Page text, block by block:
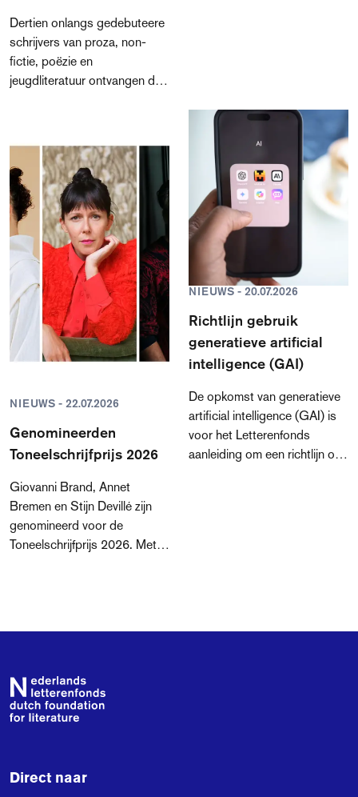
Dertien onlangs gedebuteere
schrijvers van proza, non-
fictie, poëzie en
jeugdliteratuur ontvangen dit
aan hun tweede boek. Zij
werden geselecteerd uit een
groep van 33 aanvragers.
beeldmakers; de verruimde
regeling Projectsubsidies
voor makers van boeken ging
begin dit jaar van start. In
totaal is er € 558.333
toegekend.
NIEUWS - 22.07.2026
Genomineerden
Toneelschrijfprijs 2026
Giovanni Brand, Annet
Bremen en Stijn Devillé zijn
genomineerd voor de
Toneelschrijfprijs 2026. Met
NIEUWS - 20.07.2026
Richtlijn gebruik
generatieve artificial
intelligence (GAI)
De opkomst van generatieve
artificial intelligence (GAI) is
voor het Letterenfonds
aanleiding om een richtlijn op
Footer
Direct naar